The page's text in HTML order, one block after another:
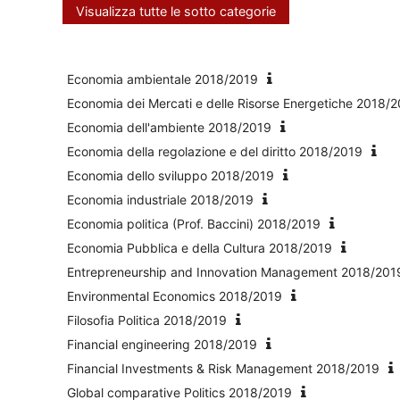
Visualizza tutte le sotto categorie
Economia ambientale 2018/2019
Economia dei Mercati e delle Risorse Energetiche 2018/
Economia dell'ambiente 2018/2019
Economia della regolazione e del diritto 2018/2019
Economia dello sviluppo 2018/2019
Economia industriale 2018/2019
Economia politica (Prof. Baccini) 2018/2019
Economia Pubblica e della Cultura 2018/2019
Entrepreneurship and Innovation Management 2018/
Environmental Economics 2018/2019
Filosofia Politica 2018/2019
Financial engineering 2018/2019
Financial Investments & Risk Management 2018/2019
Global comparative Politics 2018/2019